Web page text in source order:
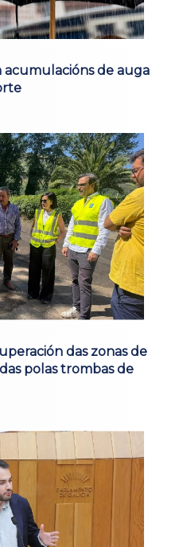
acumulacións de auga
das zonas de
polas trombas de